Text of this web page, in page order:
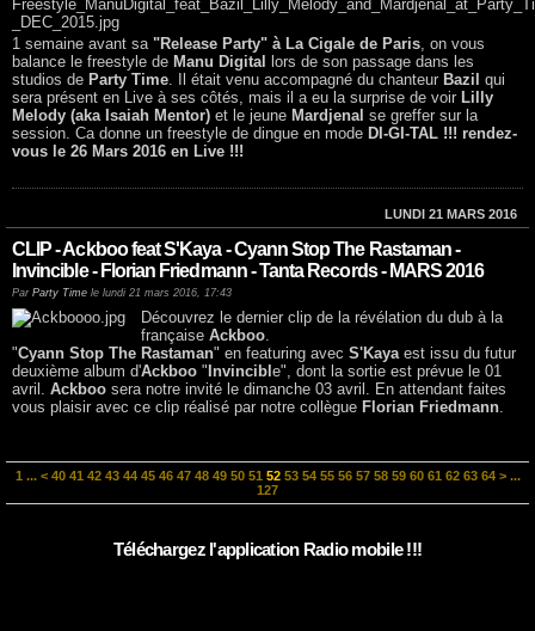
1 semaine avant sa "Release Party" à La Cigale de Paris , on vous
balance le freestyle de Manu Digital lors de son passage dans les
studios de Party Time . Il était venu accompagné du chanteur Bazil qui
sera présent en Live à ses côtés, mais il a eu la surprise de voir Lilly
Melody (aka Isaiah Mentor) et le jeune Mardjenal se greffer sur la
session. Ca donne un freestyle de dingue en mode DI-GI-TAL !!! rendez-
vous le 26 Mars 2016 en Live !!!
LUNDI 21 MARS 2016
CLIP - Ackboo feat S'Kaya - Cyann Stop The Rastaman -
Invincible - Florian Friedmann - Tanta Records - MARS 2016
Par Party Time le lundi 21 mars 2016, 17:43
Découvrez le dernier clip de la révélation du dub à la
françaiseAckboo
"Cyann Stop The Rastaman" en featuring avec S'Kaya est issu du futur
deuxième album d'Ackboo "Invincible", dont la sortie est prévue le 01
avril. Ackboo sera notre invité le dimanche 03 avril. En attendant faites
vous plaisir avec ce clip réalisé par notre collègue Florian Friedmann
1 ... < 40 41 42 43 44 45 46 47 48 49 50 51 52 53 54 55 56 57 58 59 60 61 62 63 64 > ...
127
Téléchargez l'application Radio mobile !!!